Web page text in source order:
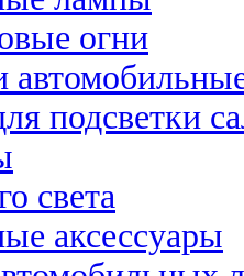
огни
подсветки
света
аксессуары